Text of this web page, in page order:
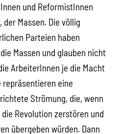
und ReformistInnen
der Massen. Die völlig
Parteien haben
Massen und glauben nicht
ArbeiterInnen je die Macht
repräsentieren eine
Strömung, die, wenn
Revolution zerstören und
übergeben würden. Dann